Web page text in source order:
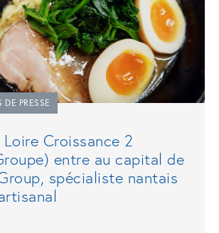
PRESSE
Loire Croissance 2
entre au capital de
spécialiste nantais